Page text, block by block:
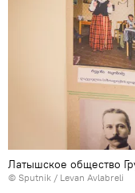
Латышское общество
© Sputnik / Levan Avlabreli